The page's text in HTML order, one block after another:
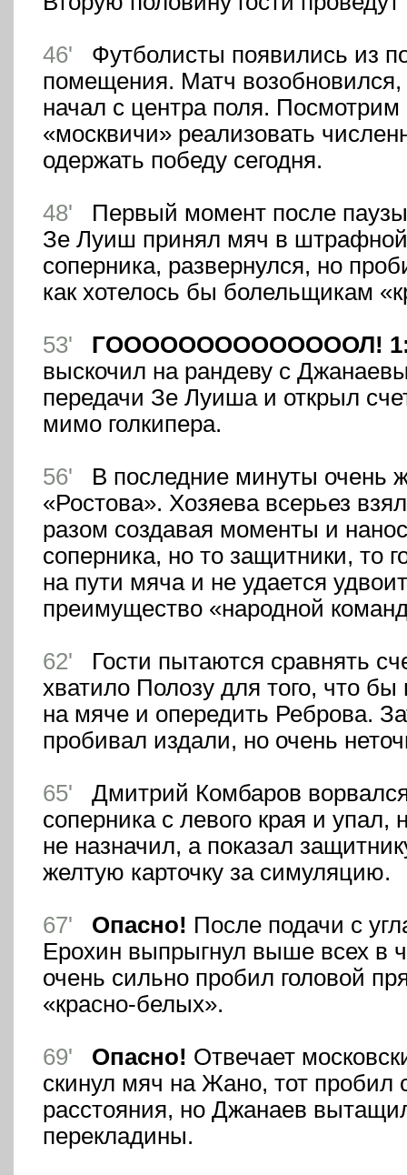
46' Футболисты появились из
помещения. Матч возобновился,
начал с центра поля.
«москвичи» реализовать
одержать победу сегодня.
48' Первый момент после паузы
Зе Луиш принял мяч в
соперника, развернулся, но
как хотелось бы болельщикам
53'
ГООООООООООООООЛ!
выскочил на рандеву с
передачи Зе Луиша и открыл
мимо голкипера.
56' В последние минуты очень
«Ростова». Хозяева всерьез
разом создавая моменты и
соперника, но то защитники, то
на пути мяча и не удается
преимущество «народной
62' Гости пытаются сравнять
хватило Полозу для того, что
на мяче и опередить Реброва.
пробивал издали, но очень
65' Дмитрий Комбаров
соперника с левого края и упал,
не назначил, а показал
желтую карточку за симуляцию.
67' Опасно! После подачи с
Ерохин выпрыгнул выше всех в
очень сильно пробил головой
«красно-белых».
69' Опасно! Отвечает
скинул мяч на Жано, тот пробил
расстояния, но Джанаев
перекладины.